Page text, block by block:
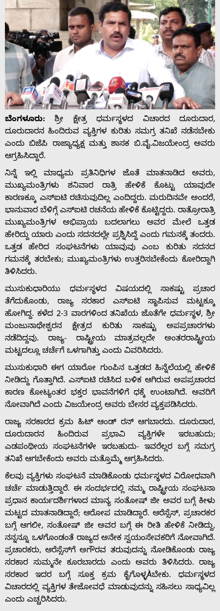
Home
About
Us
Advertise
With
s
Contact
Us
ಬೆಂಗಳೂರು: ಶ್ರೀ ಕ್ಷೇತ್ರ ಧರ್ಮಸ್ಥಳದ ವಿಚಾರದ ದೂರುದಾರ,
ದೂರುದಾರನ ಹಿಂದಿರುವ ವ್ಯಕ್ತಿಗಳ ಕುರಿತು ಸಮಗ್ರ ತನಿಖೆ ನಡೆಸಬೇಕು
ಎಂದು ಬಿಜೆಪಿ ರಾಜ್ಯಾಧ್ಯಕ್ಷ ಮತ್ತು ಶಾಸಕ ಬಿ.ವೈ.ವಿಜಯೇಂದ್ರ ಅವರು
ಆಗ್ರಹಿಸಿದ್ದಾರೆ.
ನಿನ್ನೆ ಇಲ್ಲಿ ಮಾಧ್ಯಮ ಪ್ರತಿನಿಧಿಗಳ ಜೊತೆ ಮಾತನಾಡಿದ ಅವರು,
ಮುಖ್ಯಮಂತ್ರಿಗಳು ಶನಿವಾರ ರಾತ್ರಿ ಹೇಳಿಕೆ ಕೊಟ್ಟು ಯಾವುದೇ
ಕಾರಣಕ್ಕೂ ಎಸ್‍ಐಟಿ ರಚಿಸುವುದಿಲ್ಲ ಎಂದಿದ್ದರು. ಮರುದಿನವೇ ಅಂದರೆ,
ಭಾನುವಾರ ಬೆಳಿಗ್ಗೆ ಎಸ್‍ಐಟಿ ರಚನೆಯ ಹೇಳಿಕೆ ಕೊಟ್ಟಿದ್ದರು. ರಾತ್ರೋರಾತ್ರಿ
ಮುಖ್ಯಮಂತ್ರಿಗಳ ಅಭಿಪ್ರಾಯ ಬದಲಾಗಲು ಅವರ ಮೇಲೆ ಒತ್ತಡ
ಹೇರಿದ್ದು ಯಾರು ಎಂದು ಸದನದಲ್ಲೇ ಪ್ರಶ್ನಿಸಿದ್ದೆ ಎಂದು ಗಮನಕ್ಕೆ ತಂದರು.
ಒತ್ತಡ ಹೇರಿದ ಸಂಘಟನೆಗಳು ಯಾವುವು ಎಂಬ ಕುರಿತು ಸದನದ
ಗಮನಕ್ಕೆ ತರಬೇಕು; ಮುಖ್ಯಮಂತ್ರಿಗಳು ಉತ್ತರಿಸಬೇಕೆಂದು ಕೋರಿದ್ದಾಗಿ
ತಿಳಿಸಿದರು.
ಮುಸುಕುಧಾರಿಯು ಧರ್ಮಸ್ಥಳದ ವಿಷಯದಲ್ಲಿ ಸಾಕಷ್ಟು ಪ್ರಚಾರ
ತೆಗೆದುಕೊಂಡು, ರಾಜ್ಯ ಸರಕಾರ ಎಸ್‍ಐಟಿ ಸ್ಥಾಪಿಸುವ ಮಟ್ಟಕ್ಕೂ
ಹೋಗಿದ್ದ. ಕಳೆದ 2-3 ವಾರಗಳಿಂದ ತನಿಖೆಯ ಜೊತೆಗೇ ಧರ್ಮಸ್ಥಳ, ಶ್ರೀ
ಮಂಜುನಾಥೇಶ್ವರನ ಕ್ಷೇತ್ರದ ಕುರಿತು ಸಾಕಷ್ಟು ಅಪಪ್ರಚಾರಗಳು
ನಡೆದಿದ್ದವು. ರಾಜ್ಯ- ರಾಷ್ಟ್ರೀಯ ಮಾತ್ರವಲ್ಲದೇ ಅಂತರರಾಷ್ಟ್ರೀಯ
ಮಟ್ಟದಲ್ಲೂ ಚರ್ಚೆಗೆ ಒಳಗಾಗಿತ್ತು ಎಂದು ವಿವರಿಸಿದರು.
ಮುಸುಕುಧಾರಿ ಈಗ ಯಾರೋ ಗುಂಪಿನ ಒತ್ತಡದ ಹಿನ್ನೆಲೆಯಲ್ಲಿ ಹೇಳಿಕೆ
ನೀಡಿದ್ದು ಗೊತ್ತಾಗಿದೆ. ಎಸ್‍ಐಟಿ ರಚಿಸಿದ ಬಳಿಕ ಆಗಿರುವ ಅಪಪ್ರಚಾರದ
ಕಾರಣ ಕೋಟ್ಯಂತರ ಭಕ್ತರ ಭಾವನೆಗಳಿಗೆ ಧಕ್ಕೆ ಉಂಟಾಗಿದೆ. ಅವರಿಗೆ
ನೋವಾಗಿದೆ ಎಂದು ವಿಜಯೇಂದ್ರ ಅವರು ಬೇಸರ ವ್ಯಕ್ತಪಡಿಸಿದರು.
ರಾಜ್ಯ ಸರಕಾರದ ಕ್ರಮ ಹಿಟ್ ಆಂಡ್ ರನ್ ಆಗಬಾರದು. ದೂರುದಾರ,
ದೂರುದಾರನ ಹಿಂದಿರುವ ಪ್ರಭಾವಿ ವ್ಯಕ್ತಿಗಳೇ ಇರಬಹುದು;
ಎಡಪಂಥೀಯ ಸಂಘಟನೆಗಳೇ ಇರಬಹುದು- ಇವರೆಲ್ಲರ ಬಗ್ಗೆ ಸಮಗ್ರ
ತನಿಖೆ ಆಗಬೇಕೆಂದು ಅವರು ಮತ್ತೊಮ್ಮೆ ಆಗ್ರಹಿಸಿದರು.
ಕೆಲವು ವ್ಯಕ್ತಿಗಳು ಸಂಘಟನೆ ಮಾಡಿಕೊಂಡು ಧರ್ಮಸ್ಥಳದ ವಿರೋಧವಾಗಿ
ಚರ್ಚೆ ಮಾಡುತ್ತಿದ್ದಾರೆ. ಈ ಸಂದರ್ಭದಲ್ಲಿ ನಮ್ಮ ರಾಷ್ಟ್ರೀಯ ಸಂಘಟನಾ
ಪ್ರಧಾನ ಕಾರ್ಯದರ್ಶಿಗಳಾದ ಮಾನ್ಯ ಸಂತೋಷ್ ಜೀ ಅವರ ಬಗ್ಗೆ ಕೀಳು
ಮಟ್ಟದ ಮಾತನಾಡಿದ್ದಾರೆ; ಆರೋಪ ಮಾಡಿದ್ದಾರೆ. ಆರೆಸ್ಸೆಸ್, ಪ್ರಚಾರಕರ
ಬಗ್ಗೆ ಆಗಲೀ, ಸಂತೋಷ್ ಜೀ ಅವರ ಬಗ್ಗೆ ಈ ರೀತಿ ಹೇಳಿಕೆ ನೀಡಿದ್ದು,
ನನ್ನನ್ನೂ ಒಳಗೊಂಡಂತೆ ರಾಜ್ಯದ ಅನೇಕ ಸ್ವಯಂಸೇವಕರಿಗೆ ನೋವಾಗಿದೆ.
ಪ್ರಚಾರಕರು, ಆರೆಸ್ಸೆಸ್‍ಗೆ ಅಗೌರವ ತರುವುದನ್ನು ನೋಡಿಕೊಂಡು ರಾಜ್ಯ
ಸರಕಾರ ಸುಮ್ಮನೇ ಕೂರಬಾರದು ಎಂದು ಅವರು ತಿಳಿಸಿದರು. ರಾಜ್ಯ
ಸರಕಾರ ಇದರ ಬಗ್ಗೆ ಸೂಕ್ತ ಕ್ರಮ ಕೈಗೊಳ್ಳÀಬೇಕು. ಧರ್ಮಸ್ಥಳದ
ವಿಚಾರದಲ್ಲಿ ವ್ಯಕ್ತಿಗಳ ತೇಜೋವಧೆ ಮಾಡುವುದನ್ನು ಸಹಿಸಲು ಸಾಧ್ಯವಿಲ್ಲ
ಎಂದು ಎಚ್ಚರಿಸಿದರು.